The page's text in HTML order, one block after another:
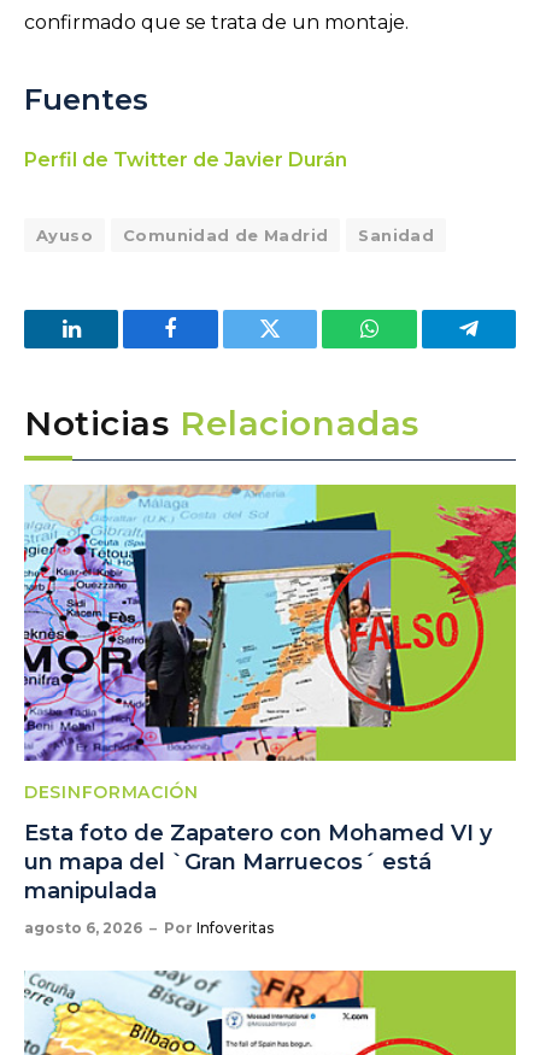
confirmado que se trata de un montaje.
Fuentes
Perfil de Twitter de Javier Durán
Ayuso Comunidad de Madrid Sanidad
LinkedIn Facebook Twitter WhatsApp
Noticias Relacionadas
DESINFORMACIÓN
Esta foto de Zapatero con Mohamed VI y
un mapa del `Gran Marruecos´ está
manipulada
agosto 6, 2026 Por Infoveritas